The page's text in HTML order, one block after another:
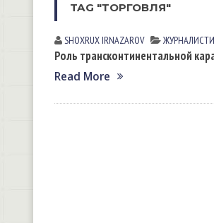
TAG "ТОРГОВЛЯ"
SHOXRUX IRNАZАROV
Роль трансконтинентальной
Read More